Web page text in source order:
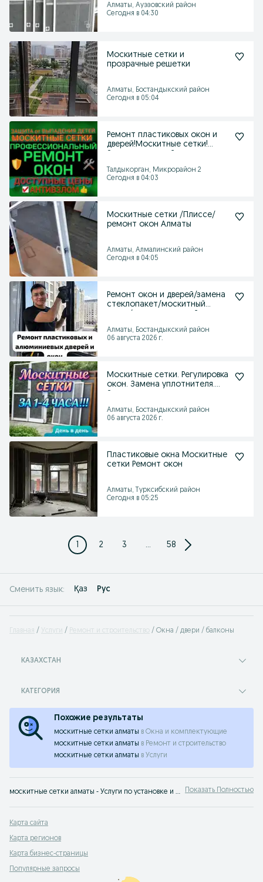
Алматы, Ауэзовский район
Сегодня в 04:30
Москитные сетки и
прозрачные решетки
Алматы, Бостандыкский район
Сегодня в 05:04
Ремонт пластиковых окон и
дверей!Москитные сетки!
Талдыкорган, Микрорайон 2
Сегодня в 04:03
Москитные сетки /Плиссе/
ремонт окон Алматы
Алматы, Алмалинский район
Сегодня в 04:05
Ремонт окон и дверей/замена
стеклопакет/москитный
Алматы, Бостандыкский район
06 августа 2026 г.
Москитные сетки. Регулировка
окон. Замена уплотнителя.
Алматы, Бостандыкский район
06 августа 2026 г.
Пластиковые окна Москитные
сетки Ремонт окон
Алматы, Турксибский район
Сегодня в 05:25
1 2 3 ... 58
Сменить язык: Қаз Рус
Главная Услуги Ремонт и строительство Окна / двери / балконы
КАЗАХСТАН
КАТЕГОРИЯ
Похожие результаты
москитные сетки алматы в Окна и комплектующие
москитные сетки алматы в Ремонт и строительство
москитные сетки алматы в Услуги
москитные сетки алматы - Услуги по установке и ремонту окон, дверей и балконов в Казахстане ✔️ Частные мастера и строительные компании ☝ Найти мастера на OLX! Показать Полностью
Карта сайта
Карта регионов
Карта бизнес-страницы
Популярные запросы